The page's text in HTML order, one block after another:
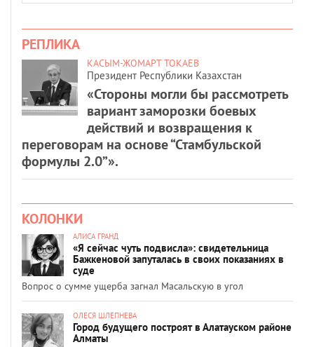
РЕПЛИКА
КАСЫМ-ЖОМАРТ ТОКАЕВ
Президент Республики Казахстан
«Стороны могли бы рассмотреть
вариант заморозки боевых
действий и возвращения к
переговорам на основе “Стамбульской
формулы 2.0”».
КОЛОНКИ
АЛИСА ГРАНД
«Я сейчас чуть подвисла»: свидетельница
Бажкеновой запуталась в своих показаниях в
суде
Вопрос о сумме ущерба загнал Масальскую в угол
ОЛЕСЯ ШЛЕПНЕВА
Город будущего построят в Алатауском районе
Алматы